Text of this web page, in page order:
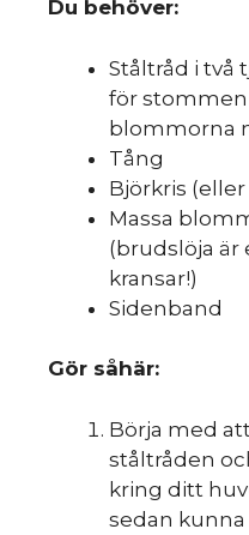
Du behöver:
Ståltråd i två
för
blommorna
Tång
Björkris
Massa
(brudslöja är
kransar!)
Sidenband
Gör såhär:
Börja med
ståltråden
kring ditt
sedan kunna